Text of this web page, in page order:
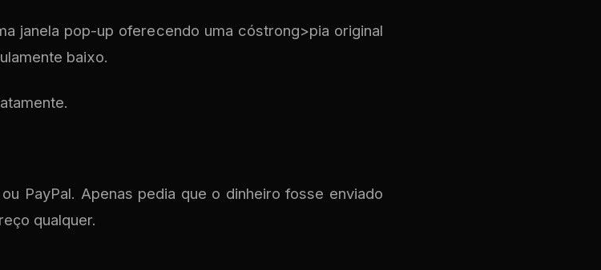
janela pop-up oferecendo uma cóstrong>pia original
baixo.
PayPal. Apenas pedia que o dinheiro fosse enviado
qualquer.